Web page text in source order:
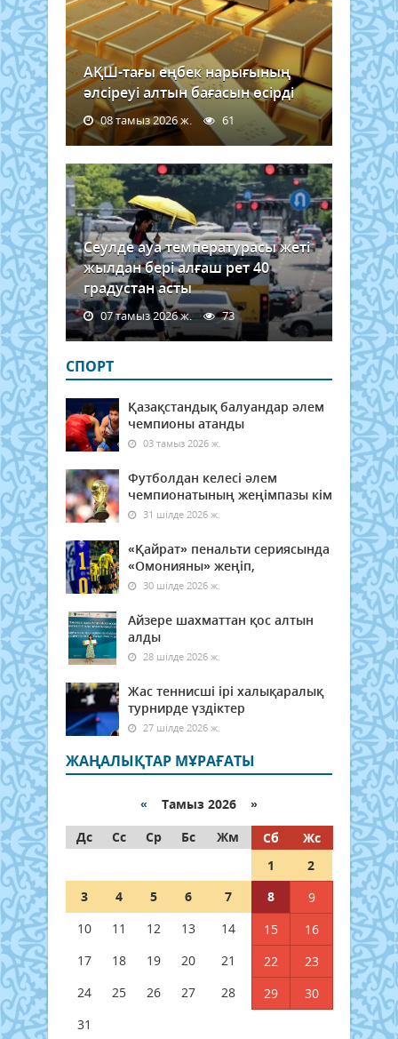
АҚШ-тағы еңбек нарығының
әлсіреуі алтын бағасын өсірді
08 тамыз 2026 ж. 61
Сеулде ауа температурасы жеті
жылдан бері алғаш рет 40
градустан асты
07 тамыз 2026 ж. 73
СПОРТ
Қазақстандық балуандар әлем
чемпионы атанды
03 тамыз 2026 ж.
Футболдан келесі әлем
чемпионатының жеңімпазы кім
31 шілде 2026 ж.
«Қайрат» пенальти сериясында
«Омонияны» жеңіп,
30 шілде 2026 ж.
Айзере шахматтан қос алтын
алды
28 шілде 2026 ж.
Жас теннисші ірі халықаралық
турнирде үздіктер
27 шілде 2026 ж.
ЖАҢАЛЫҚТАР МҰРАҒАТЫ
« Тамыз 2026 »
Дс
Сс Ср Бс Жм Сб
Жс
1
2
3
4 5 6 7 8
9
10
11 12 13 14 15
16
17
18 19 20 21 22
23
24
25 26 27 28 29
30
31